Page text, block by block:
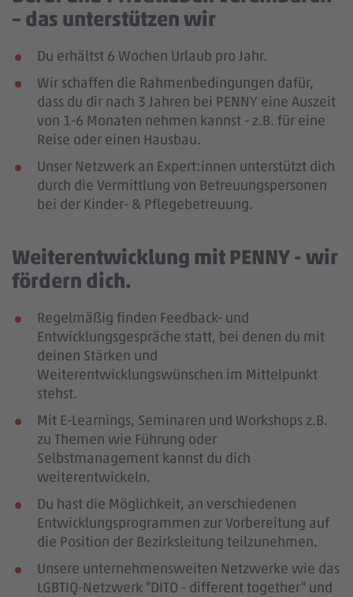
– das unterstützen wir
Du erhältst 6 Wochen Urlaub pro Jahr.
Wir schaffen die Rahmenbedingungen dafür,
dass du dir nach 3 Jahren bei PENNY eine Auszeit
von 1-6 Monaten nehmen kannst - z.B. für eine
Reise oder einen Hausbau.
Unser Netzwerk an Expert:innen unterstützt dich
durch die Vermittlung von Betreuungspersonen
bei der Kinder- & Pflegebetreuung.
Weiterentwicklung mit PENNY - wir
fördern dich.
Regelmäßig finden Feedback- und
Entwicklungsgespräche statt, bei denen du mit
deinen Stärken und
Weiterentwicklungswünschen im Mittelpunkt
stehst.
Mit E-Learnings, Seminaren und Workshops z.B.
zu Themen wie Führung oder
Selbstmanagement kannst du dich
weiterentwickeln.
Du hast die Möglichkeit, an verschiedenen
Entwicklungsprogrammen zur Vorbereitung auf
die Position der Bezirksleitung teilzunehmen.
Unsere unternehmensweiten Netzwerke wie das
LGBTIQ-Netzwerk "DITO - different together" und